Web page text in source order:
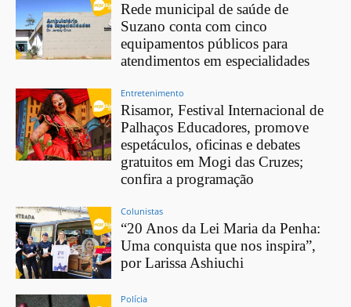
Rede municipal de saúde de
Suzano conta com cinco
equipamentos públicos para
atendimentos em especialidades
Entretenimento
Risamor, Festival Internacional de
Palhaços Educadores, promove
espetáculos, oficinas e debates
gratuitos em Mogi das Cruzes;
confira a programação
Colunistas
“20 Anos da Lei Maria da Penha:
Uma conquista que nos inspira”,
por Larissa Ashiuchi
Polícia